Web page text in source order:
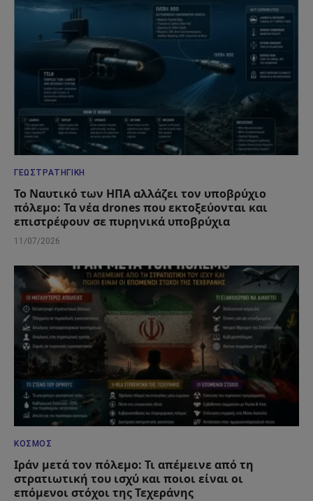
ΓΕΩΣΤΡΑΤΗΓΙΚΉ
Το Ναυτικό των ΗΠΑ αλλάζει τον υποβρύχιο
πόλεμο: Τα νέα drones που εκτοξεύονται και
επιστρέφουν σε πυρηνικά υποβρύχια
11/07/2026
ΚΌΣΜΟΣ
Ιράν μετά τον πόλεμο: Τι απέμεινε από τη
στρατιωτική του ισχύ και ποιοι είναι οι
επόμενοι στόχοι της Τεχεράνης